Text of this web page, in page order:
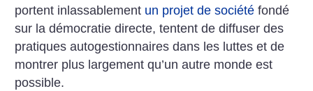
portent inlassablement un projet de société fondé
sur la démocratie directe, tentent de diffuser des
pratiques autogestionnaires dans les luttes et de
montrer plus largement qu’un autre monde est
possible.